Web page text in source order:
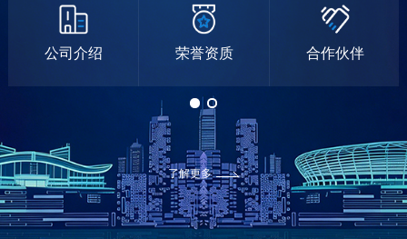
公司介绍 荣誉资质 合作伙伴
了解更多